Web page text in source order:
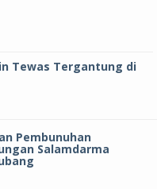
Tewas Tergantung di
Pembunuhan
Salamdarma